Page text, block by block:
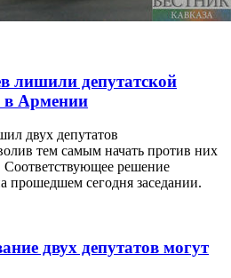
лишили депутатской
в Армении
двух депутатов
тем самым начать против них
Соответствующее решение
прошедшем сегодня заседании.
двух депутатов могут